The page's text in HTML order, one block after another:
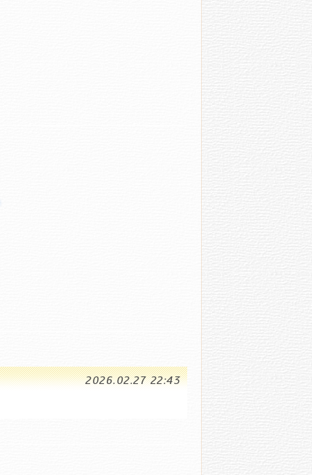
2026.02.27 22:43